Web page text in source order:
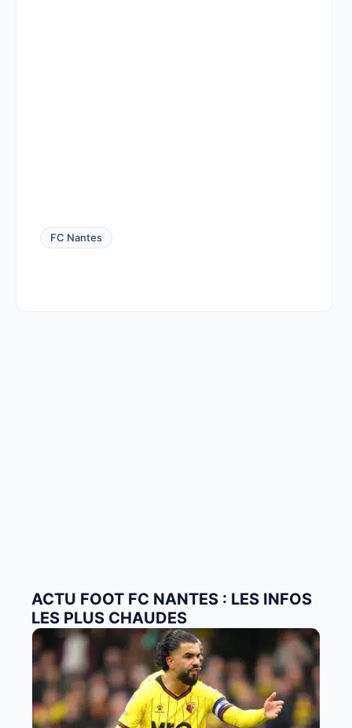
FC Nantes
ACTU FOOT FC NANTES : LES INFOS
LES PLUS CHAUDES